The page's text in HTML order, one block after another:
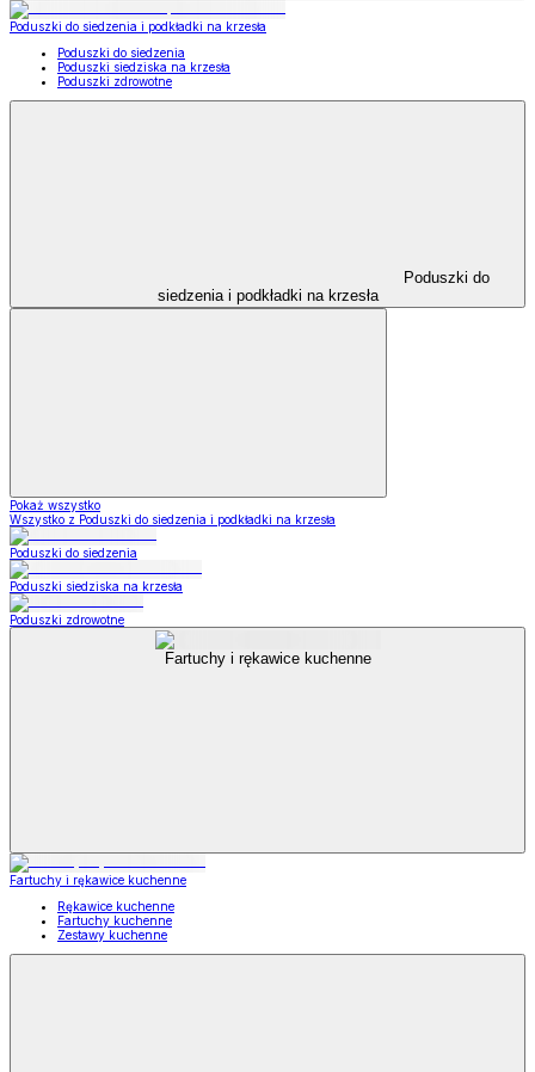
Poduszki do siedzenia i podkładki na krzesła
Poduszki do siedzenia
Poduszki siedziska na krzesła
Poduszki zdrowotne
Poduszki do
siedzenia i podkładki na krzesła
Pokaż wszystko
Wszystko z Poduszki do siedzenia i podkładki na krzesła
Poduszki do siedzenia
Poduszki siedziska na krzesła
Poduszki zdrowotne
Fartuchy i rękawice kuchenne
Fartuchy i rękawice kuchenne
Rękawice kuchenne
Fartuchy kuchenne
Zestawy kuchenne